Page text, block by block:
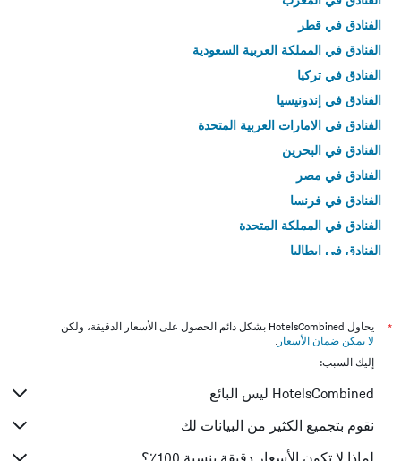
الفنادق في قطر
الفنادق في المملكة العربية السعودية
الفنادق في تركيا
الفنادق في إندونيسيا
الفنادق في الامارات العربية المتحدة
الفنادق في البحرين
الفنادق في مصر
الفنادق في فرنسا
الفنادق في المملكة المتحدة
الفنادق في إيطاليا
*
يحاول HotelsCombined بشكل دائم الحصول على الأسعار الدقيقة، ولكن
لا يمكن ضمان الأسعار .
إليك السبب:
HotelsCombined ليس البائع
نقوم بتجميع الكثير من البيانات لك
لماذا لا تكون الأسعار دقيقة بنسبة 100٪؟